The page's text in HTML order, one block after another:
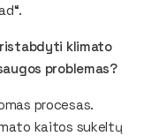
klimato
problemas?
procesas.
kaitos sukeltų